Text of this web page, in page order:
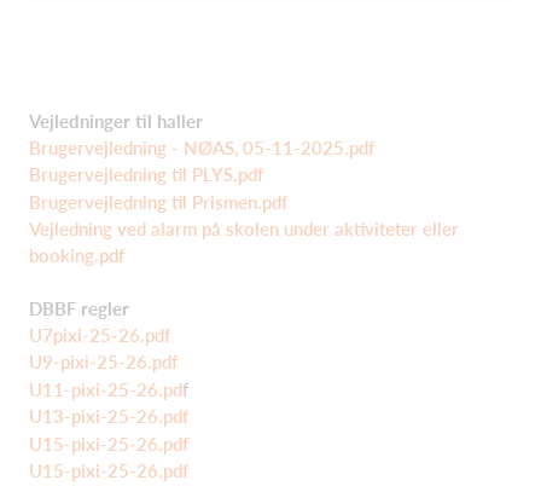
Vejledninger til haller
Brugervejledning - NØAS, 05-11-2025.pdf
Brugervejledning til PLYS.pdf
Brugervejledning til Prismen.pdf
Vejledning ved alarm på skolen under aktiviteter eller
booking.pdf
DBBF regler
U7pixi-25-26.pdf
U9-pixi-25-26.pdf
U11-pixi-25-26.pdf
U13-pixi-25-26.pdf
U15-pixi-25-26.pdf
U15-pixi-25-26.pdf